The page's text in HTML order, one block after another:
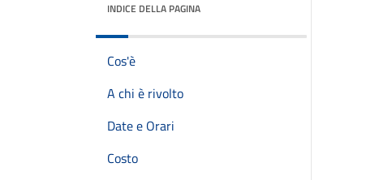
INDICE DELLA PAGINA
Cos'è
A chi è rivolto
Date e Orari
Costo